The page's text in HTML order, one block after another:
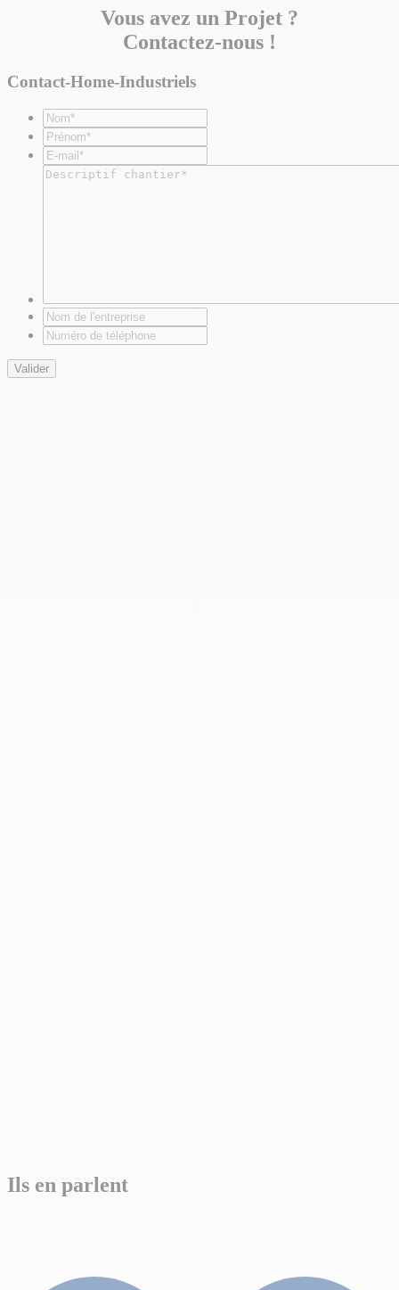
Vous avez un Projet ?
Contactez-nous !
Contact-Home-Industriels
Nom*
Prénom*
E-
mail**
Descriptif
Nom
de
l'entreprise
Numéro
de
téléphone
Valider
Ils en parlent